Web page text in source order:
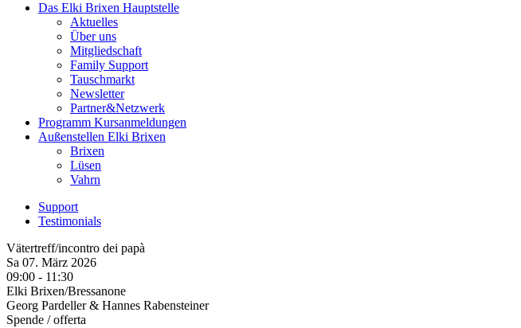
Das Elki Brixen Hauptstelle
Aktuelles
Über uns
Mitgliedschaft
Family Support
Tauschmarkt
Newsletter
Partner&Netzwerk
Programm Kursanmeldungen
Außenstellen Elki Brixen
Brixen
Lüsen
Vahrn
Support
Testimonials
Vätertreff/incontro dei papà
Sa 07. März 2026
09:00 - 11:30
Elki Brixen/Bressanone
Georg Pardeller & Hannes Rabensteiner
Spende / offerta